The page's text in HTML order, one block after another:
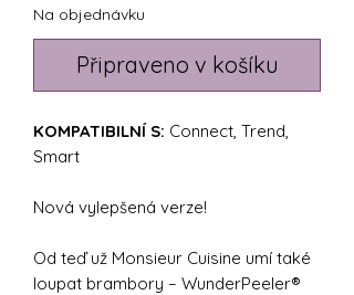
Na objednávku
Připraveno v košíku
KOMPATIBILNÍ S: Connect, Trend,
Smart
Nová vylepšená verze!
Od teď už Monsieur Cuisine umí také
loupat brambory – WunderPeeler®